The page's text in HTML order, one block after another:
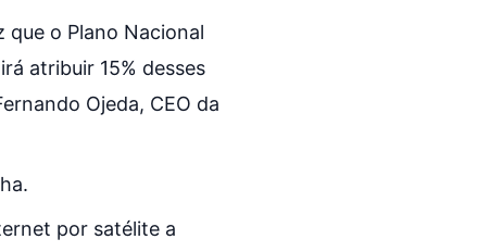
o Plano Nacional
atribuir 15% desses
Ojeda, CEO da
por satélite a